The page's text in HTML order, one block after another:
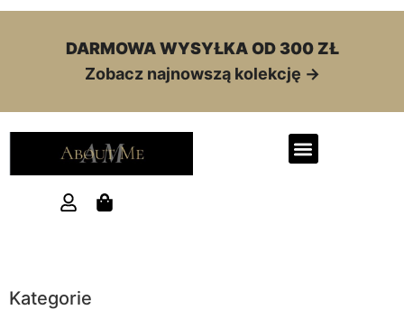
DARMOWA WYSYŁKA OD 300 ZŁ
Zobacz najnowszą kolekcję →
Kategorie